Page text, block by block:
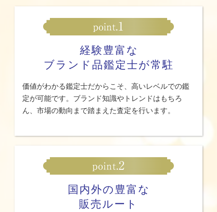
経験豊富な
ブランド品鑑定士が常駐
価値がわかる鑑定士だからこそ、高いレベルでの鑑
定が可能です。ブランド知識やトレンドはもちろ
ん、市場の動向まで踏まえた査定を行います。
国内外の豊富な
販売ルート